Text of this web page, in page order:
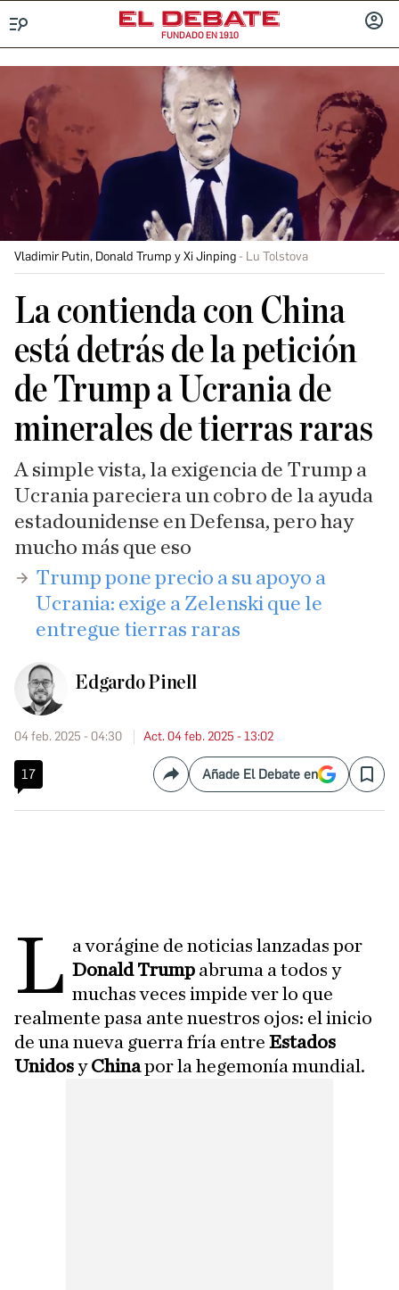
FUNDADO EN 1910
Vladimir Putin, Donald Trump y Xi Jinping Lu Tolstova
La contienda con China
está detrás de la petición
de Trump a Ucrania de
minerales de tierras raras
A simple vista, la exigencia de Trump a
Ucrania pareciera un cobro de la ayuda
estadounidense en Defensa, pero hay
mucho más que eso
Trump pone precio a su apoyo a
Ucrania: exige a Zelenski que le
entregue tierras raras
Edgardo Pinell
04 feb. 2025 - 04:30 Act. 04 feb. 2025 - 13:02
17 CompartirAñade El Debate en Save
L a vorágine de noticias lanzadas por
Donald Trump abruma a todos y
muchas veces impide ver lo que
realmente pasa ante nuestros ojos: el inicio
de una nueva guerra fría entre Estados
UnidosyChinapor la hegemonía mundial.